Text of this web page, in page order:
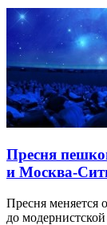
Пресня
и Москва-
Пресня меняется
до